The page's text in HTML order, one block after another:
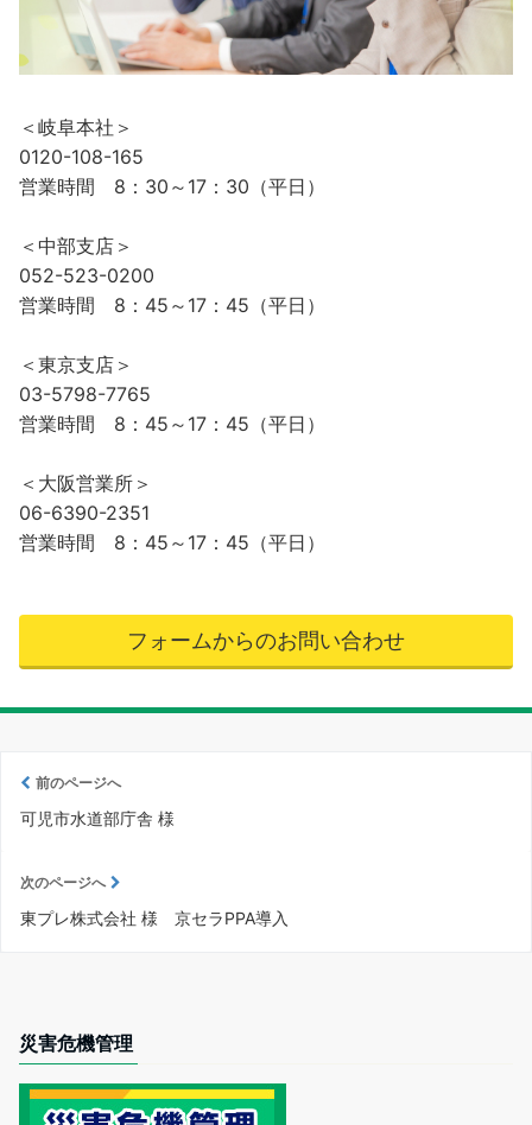
＜岐阜本社＞
0120-108-165
営業時間 8：30～17：30（平日）
＜中部支店＞
052-523-0200
営業時間 8：45～17：45（平日）
＜東京支店＞
03-5798-7765
営業時間 8：45～17：45（平日）
＜大阪営業所＞
06-6390-2351
営業時間 8：45～17：45（平日）
フォームからのお問い合わせ
前のページへ
可児市水道部庁舎 様
次のページへ
東プレ株式会社 様 京セラPPA導入
災害危機管理